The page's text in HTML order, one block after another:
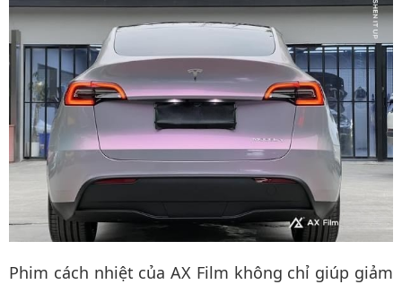
Phim cách nhiệt của AX Film không chỉ giúp giảm